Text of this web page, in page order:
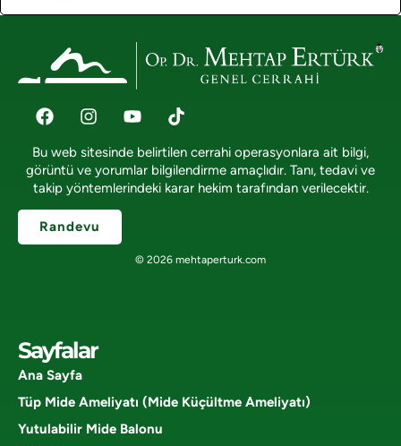
Bu web sitesinde belirtilen cerrahi operasyonlara ait bilgi,
görüntü ve yorumlar bilgilendirme amaçlıdır. Tanı, tedavi ve
takip yöntemlerindeki karar hekim tarafından verilecektir.
Randevu
© 2026 mehtaperturk.com
Sayfalar
Ana Sayfa
Tüp Mide Ameliyatı (Mide Küçültme Ameliyatı)
Yutulabilir Mide Balonu